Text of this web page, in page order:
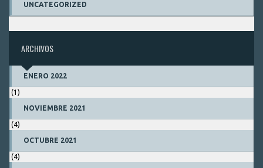
UNCATEGORIZED
ARCHIVOS
ENERO 2022
(1)
NOVIEMBRE 2021
(4)
OCTUBRE 2021
(4)